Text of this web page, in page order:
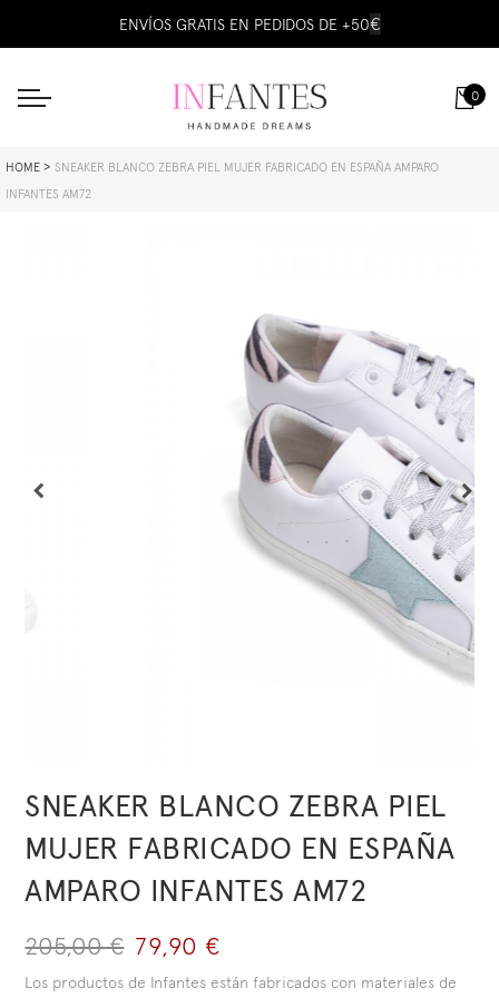
ENVÍOS GRATIS EN PEDIDOS DE +50€
0
HOME
SNEAKER BLANCO ZEBRA PIEL MUJER FABRICADO EN ESPAÑA AMPARO
INFANTES AM72
SNEAKER BLANCO ZEBRA PIEL
MUJER FABRICADO EN ESPAÑA
AMPARO INFANTES AM72
205,00 € 79,90 €
Los productos de Infantes están fabricados con materiales de